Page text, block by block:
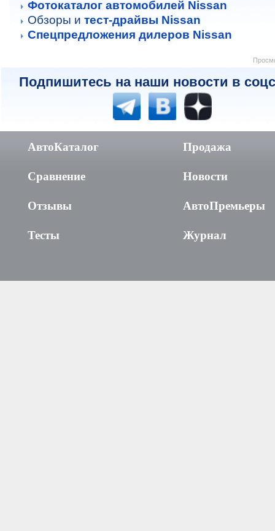
Фотокаталог автомобилей Nissan
Обзоры и тест-драйвы Nissan
Спецпредложения дилеров Nissan
Подпишитесь на наши новости в
АвтоКаталог
Сравнение
Отзывы
Тесты
Продажа
Новости
АвтоПремьеры
Журнал